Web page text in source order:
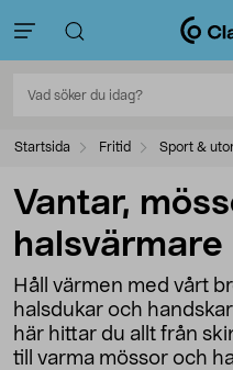
Startsida Fritid Sport &
Vantar,
halsvärmare
Håll värmen med vårt
halsdukar och
här hittar du allt från
till varma mössor och